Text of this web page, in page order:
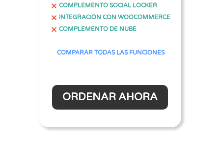
COMPLEMENTO SOCIAL LOCKER
INTEGRACIÓN CON WOOCOMMERCE
COMPLEMENTO DE NUBE
COMPARAR TODAS LAS FUNCIONES
ORDENAR AHORA